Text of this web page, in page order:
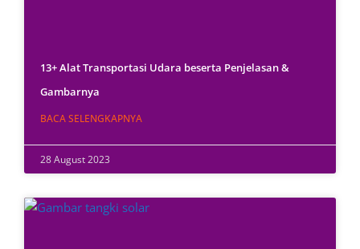
13+ Alat Transportasi Udara beserta Penjelasan &
Gambarnya
BACA SELENGKAPNYA
28 August 2023